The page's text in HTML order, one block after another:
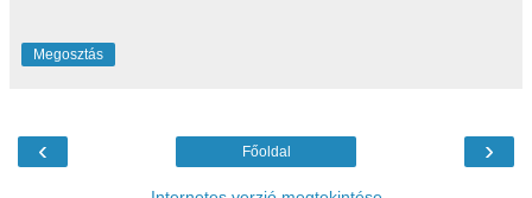
Megosztás
‹ ›
Főoldal